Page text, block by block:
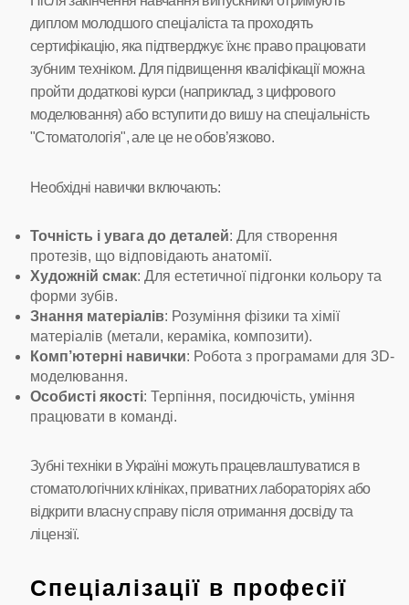
диплом молодшого спеціаліста та проходять
сертифікацію, яка підтверджує їхнє право працювати
зубним техніком. Для підвищення кваліфікації можна
пройти додаткові курси (наприклад, з цифрового
моделювання) або вступити до вишу на спеціальність
"Стоматологія", але це не обов’язково.
Необхідні навички включають:
Точність і увага до деталей: Для створення
протезів, що відповідають анатомії.
Художній смак: Для естетичної підгонки кольору та
форми зубів.
Знання матеріалів: Розуміння фізики та хімії
матеріалів (метали, кераміка, композити).
Комп’ютерні навички: Робота з програмами для 3D-
моделювання.
Особисті якості: Терпіння, посидючість, уміння
працювати в команді.
Зубні техніки в Україні можуть працевлаштуватися в
стоматологічних клініках, приватних лабораторіях або
відкрити власну справу після отримання досвіду та
ліцензії.
Спеціалізації в професії